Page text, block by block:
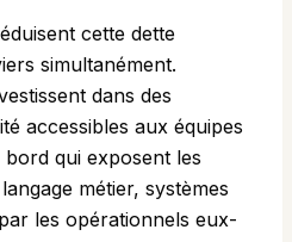
cette dette
simultanément.
dans des
accessibles aux équipes
qui exposent les
métier, systèmes
les opérationnels eux-